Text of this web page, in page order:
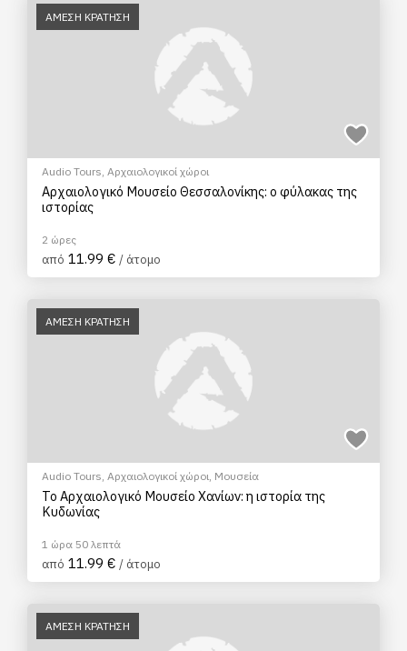
ΑΜΕΣΗ ΚΡΑΤΗΣΗ
Audio Tours, Αρχαιολογικοί χώροι
Αρχαιολογικό Μουσείο Θεσσαλονίκης: ο φύλακας της
ιστορίας
2 ώρες
από 11.99 € / άτομο
ΑΜΕΣΗ ΚΡΑΤΗΣΗ
Audio Tours, Αρχαιολογικοί χώροι, Μουσεία
Το Αρχαιολογικό Μουσείο Χανίων: η ιστορία της
Κυδωνίας
1 ώρα 50 λεπτά
από 11.99 € / άτομο
ΑΜΕΣΗ ΚΡΑΤΗΣΗ